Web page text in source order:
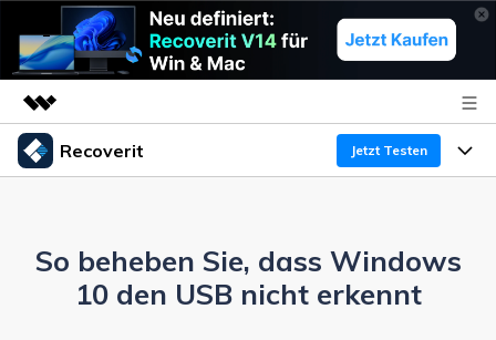
Top-Produkte
Überblick
Lösungen
Über uns
Recoverit Jetzt Testen
Recoverit für Windows
Funktionen
So beheben Sie, dass Windows
10 den USB nicht erkennt